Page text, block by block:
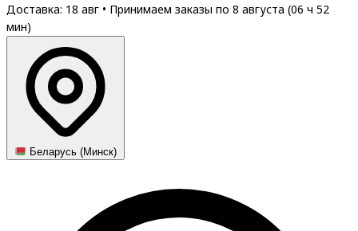
Доставка: 18 авг • Принимаем заказы по 8 августа (06 ч 52
мин)
Беларусь (Минск)